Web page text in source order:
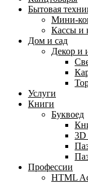
Бытовая
Мини-
Кассы и
Дом и сад
Декор и
Услуги
Книги
Буквоед
3D
Профессии
HTML